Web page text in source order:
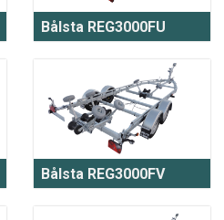
Bålsta REG3000FU
Bålsta REG3000FV